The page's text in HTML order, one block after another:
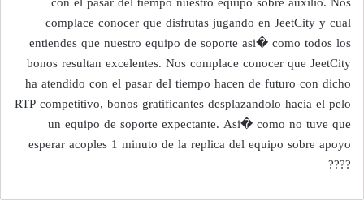
complace conocer que disfrutas jugando en JeetCity y cual
entiendes que nuestro equipo de soporte asi� como todos los
bonos resultan excelentes. Nos complace conocer que JeetCity
ha atendido con el pasar del tiempo hacen de futuro con dicho
RTP competitivo, bonos gratificantes desplazandolo hacia el pelo
un equipo de soporte expectante. Asi� como no tuve que
esperar acoples 1 minuto de la replica del equipo sobre apoyo
????